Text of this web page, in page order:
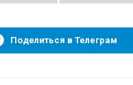
Поделиться в Телеграм